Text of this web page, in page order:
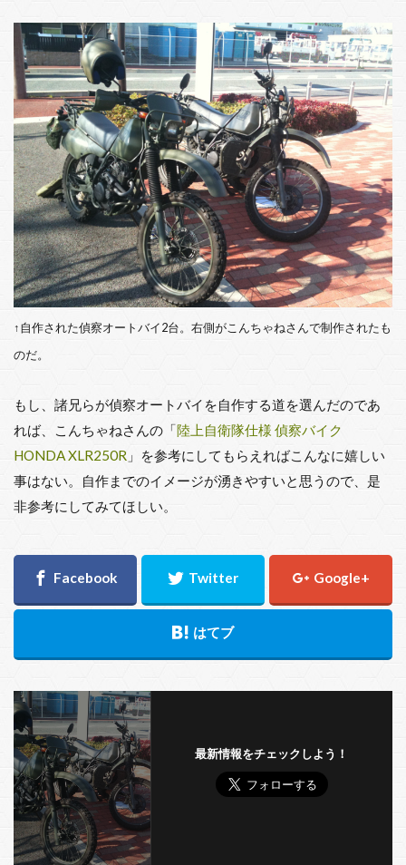
↑自作された偵察オートバイ2台。右側がこんちゃねさんで制作されたも
のだ。
もし、諸兄らが偵察オートバイを自作する道を選んだのであ
れば、こんちゃねさんの「陸上自衛隊仕様 偵察バイク
HONDA XLR250R 」を参考にしてもらえればこんなに嬉しい
事はない。自作までのイメージが湧きやすいと思うので、是
非参考にしてみてほしい。
最新情報をチェックしよう！